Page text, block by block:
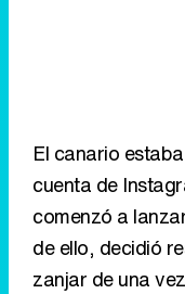
El canario
cuenta de
comenzó a
de ello, decidió
zanjar de una